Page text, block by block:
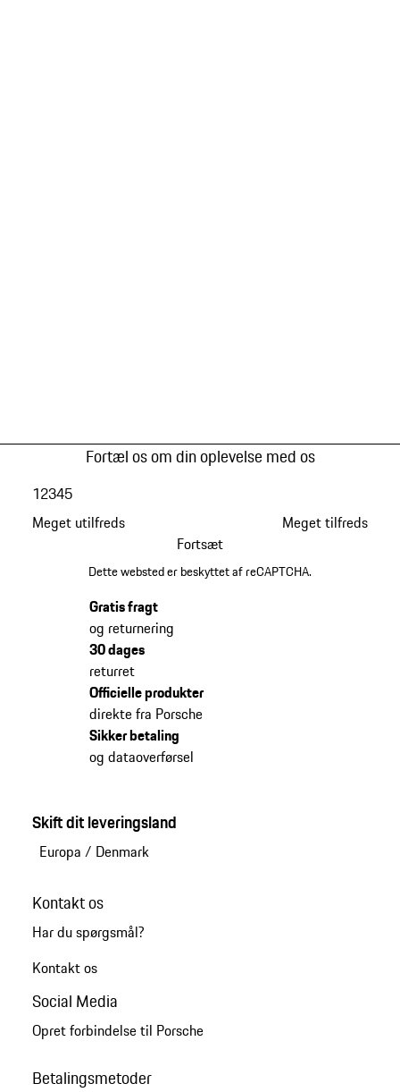
Fortæl os om din oplevelse med os
Meget utilfreds
12345
Meget tilfreds
Fortsæt
Dette websted er beskyttet af reCAPTCHA.
Gratis fragt
og returnering
30 dages
returret
Officielle produkter
direkte fra Porsche
Sikker betaling
og dataoverførsel
Skift dit leveringsland
Europa / Denmark
Kontakt os
Har du spørgsmål?
Kontakt os
Social Media
Opret forbindelse til Porsche
Betalingsmetoder